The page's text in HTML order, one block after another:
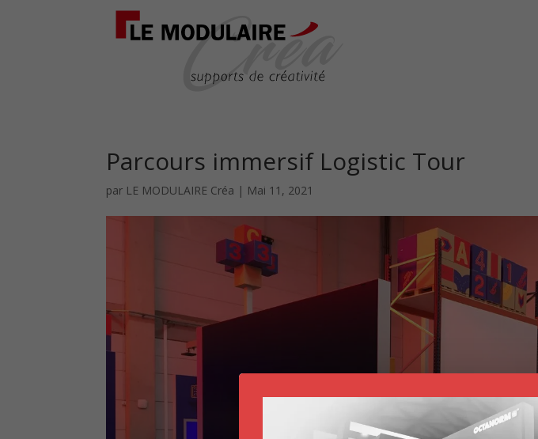
Parcours immersif Logistic Tour
par LE MODULAIRE Créa | Mai 11, 2021